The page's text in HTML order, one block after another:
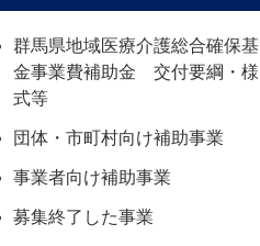
群馬県地域医療介護総合確保基
金事業費補助金 交付要綱・様
式等
団体・市町村向け補助事業
事業者向け補助事業
募集終了した事業